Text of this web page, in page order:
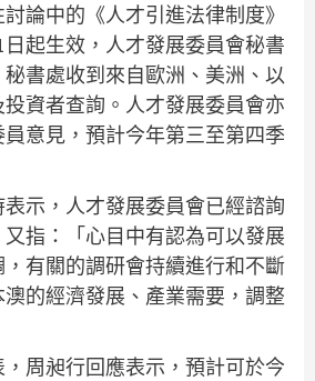
論中的《人才引進法律制度》
起生效，人才發展委員會秘書
書處收到來自歐洲、美洲、以
資者查詢。人才發展委員會亦
意見，預計今年第三至第四季
示，人才發展委員會已經諮詢
指：「心目中有認為可以發展
有關的調研會持續進行和不斷
的經濟發展、產業需要，調整
周昶行回應表示，預計可於今